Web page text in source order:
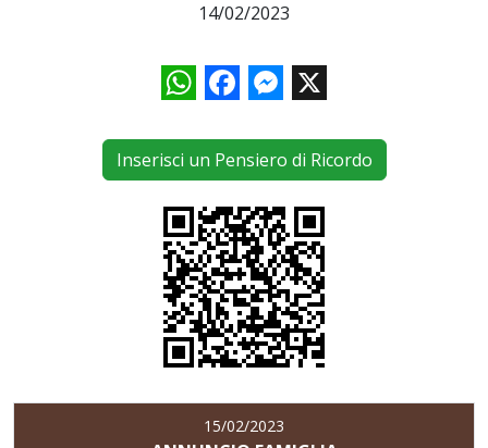
14/02/2023
WhatsAppFacebookMessenger
X
Inserisci un Pensiero di Ricordo
15/02/2023